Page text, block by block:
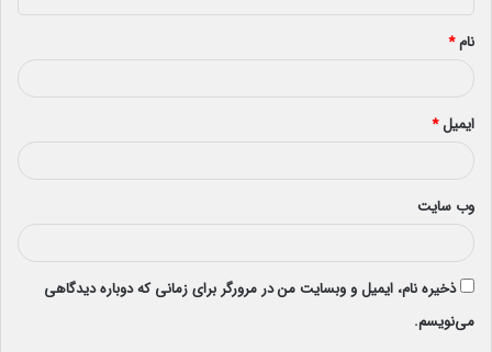
*
نام*
ایمیل*
وب‌ سایت
ذخیره نام، ایمیل و وبسایت من در مرورگر برای زمانی که دوباره دیدگاهی
می‌نویسم.